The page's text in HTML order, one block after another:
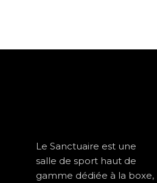
Le Sanctuaire est une
salle de sport haut de
gamme dédiée à la boxe,